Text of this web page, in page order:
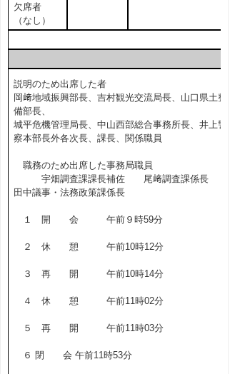
欠席者
（なし）
説明のため出席した者
岡﨑地域振興部長、吉村観光交流局長、山口県土整
備部長、
城平危機管理局長、中山西部総合事務所長、井上警
察本部長外各次長、課長、関係職員
職務のため出席した事務局職員
宇畑調査課課長補佐 尾﨑調査課係長
田中議事・法務政策課係長
１ 開 会 午前９時59分
２ 休 憩 午前10時12分
３ 再 開 午前10時14分
４ 休 憩 午前11時02分
５ 再 開 午前11時03分
６ 閉 会 午前11時53分